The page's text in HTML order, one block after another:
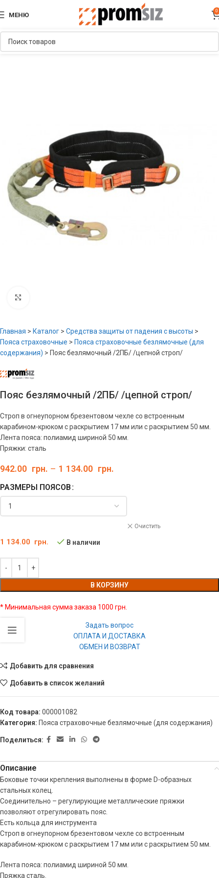
МЕНЮ
0
Главная > Каталог > Средства защиты от падения с высоты >
Пояса страховочные > Пояса страховочные безлямочные (для
содержания) > Пояс безлямочный /2ПБ/ /цепной строп/
Пояс безлямочный /2ПБ/ /цепной строп/
Строп в огнеупорном брезентовом чехле со встроенным
карабином-крюком с раскрытием 17 мм или с раскрытием 50 мм.
Лента пояса: полиамид шириной 50 мм.
Пряжки: сталь
942.00 грн. – 1 134.00 грн.
РАЗМЕРЫ ПОЯСОВ
Очистить
1 134.00 грн. В наличии
В КОРЗИНУ
* Минимальная сумма заказа 1000 грн.
Задать вопрос
ОПЛАТА И ДОСТАВКА
ОБМЕН И ВОЗВРАТ
Добавить для сравнения
Добавить в список желаний
Код товара: 000001082
Категория: Пояса страховочные безлямочные (для содержания)
Поделиться:
Описание
Боковые точки крепления выполнены в форме D-образных
стальных колец.
Соединительно – регулирующие металлические пряжки
позволяют отрегулировать пояс.
Есть кольца для инструмента
Строп в огнеупорном брезентовом чехле со встроенным
карабином-крюком с раскрытием 17 мм или с раскрытием 50 мм.
Лента пояса: полиамид шириной 50 мм.
Пряжка сталь.